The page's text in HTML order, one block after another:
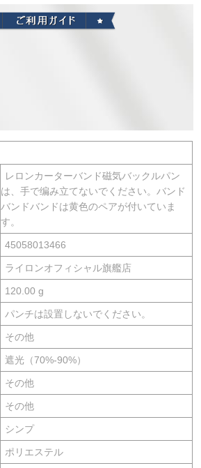
レロンカーターバンド磁気バックルパン
は、手で编み立てないでください。バンド
バンドバンドは黄色のペアが付いていま
す。
45058013466
ライロンオフィシャル旗艦店
120.00 g
パンチは設置しないでください。
その他
遮光（70%-90%）
その他
その他
シンプ
ポリエステル